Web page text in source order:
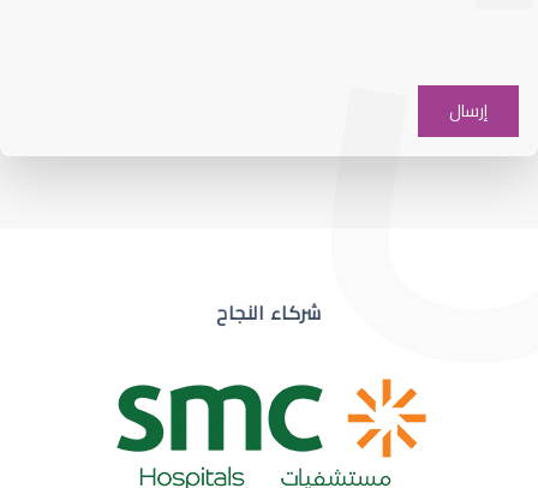
ضعف نظر مفاجئشركاء النجاح